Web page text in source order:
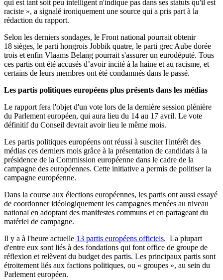
qui est tant soit peu intelligent n'indique pas dans ses statuts qu'il est
raciste », a signalé ironiquement une source qui a pris part à la
rédaction du rapport.
Selon les derniers sondages, le Front national pourrait obtenir
18 sièges, le parti hongrois Jobbik quatre, le parti grec Aube dorée
trois et enfin Vlaams Belang pourrait s'assurer un eurodéputé. Tous
ces partis ont été accusés d’avoir incité à la haine et au racisme, et
certains de leurs membres ont été condamnés dans le passé.
Les partis politiques européens plus présents dans les médias
Le rapport fera l'objet d'un vote lors de la dernière session plénière
du Parlement européen, qui aura lieu du 14 au 17 avril. Le vote
définitif du Conseil devrait avoir lieu le même mois.
Les partis politiques européens ont réussi à susciter l'intérêt des
médias ces derniers mois grâce à la présentation de candidats à la
présidence de la Commission européenne dans le cadre de la
campagne des européennes. Cette initiative a permis de politiser la
campagne européenne.
Dans la course aux élections européennes, les partis ont aussi essayé
de coordonner idéologiquement les campagnes menées au niveau
national en adoptant des manifestes communs et en partageant du
matériel de campagne.
Il y a à l'heure actuelle 13 partis européens officiels. La plupart
d'entre eux sont liés à des fondations qui font office de groupe de
réflexion et relèvent du budget des partis. Les principaux partis sont
étroitement liés aux factions politiques, ou « groupes », au sein du
Parlement européen.